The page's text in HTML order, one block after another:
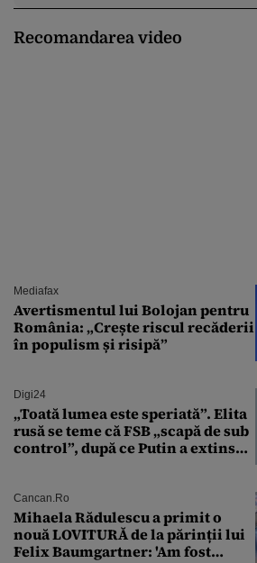
Recomandarea video
Mediafax
Avertismentul lui Bolojan pentru
România: „Crește riscul recăderii
în populism și risipă”
Digi24
„Toată lumea este speriată”. Elita
rusă se teme că FSB „scapă de sub
control”, după ce Putin a extins
Cancan.ro
Mihaela Rădulescu a primit o
nouă LOVITURĂ de la părinții lui
Felix Baumgartner: 'Am fost